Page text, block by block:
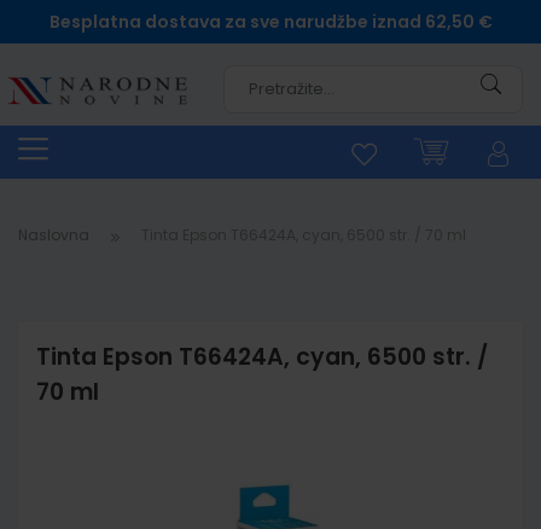
Besplatna dostava za sve narudžbe iznad 62,50 €
Naslovna
Tinta Epson T66424A, cyan, 6500 str. /
70 ml